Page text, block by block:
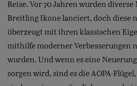
Reise. Vor 70 Jahren wurden diverse
Breitling Ikone lanciert, doch diese
überzeugt mit ihren klassischen
mithilfe moderner Verbesserungen
wurden. Und wenn es eine
sorgen wird, sind es die AOPA-